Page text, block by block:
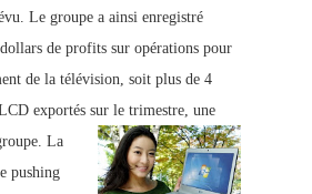
Le groupe a ainsi enregistré
de profits sur opérations pour
de la télévision, soit plus de 4
exportés sur le trimestre, une
La
pushing